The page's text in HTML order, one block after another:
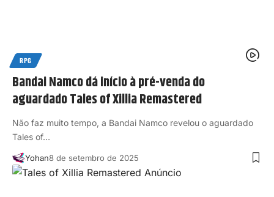
RPG
Bandai Namco dá início à pré-venda do
aguardado Tales of Xillia Remastered
Não faz muito tempo, a Bandai Namco revelou o aguardado
Tales of…
Yohan8 de setembro de 2025